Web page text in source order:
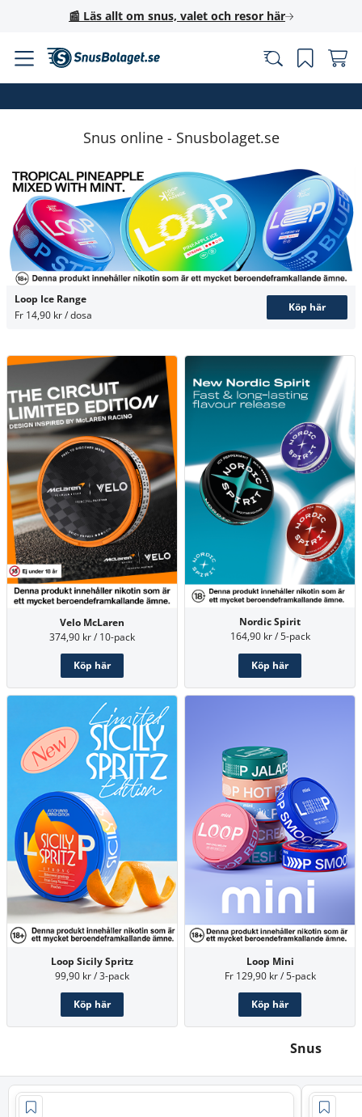
📰 Läs allt om snus, valet och resor här
Snus online - Snusbolaget.se
Loop Ice Range
Fr 14,90 kr / dosa
Köp här
Velo McLaren
374,90 kr / 10-pack
Köp här
Nordic Spirit
164,90 kr / 5-pack
Köp här
Loop Sicily Spritz
99,90 kr / 3-pack
Köp här
Loop Mini
Fr 129,90 kr / 5-pack
Köp här
Snus